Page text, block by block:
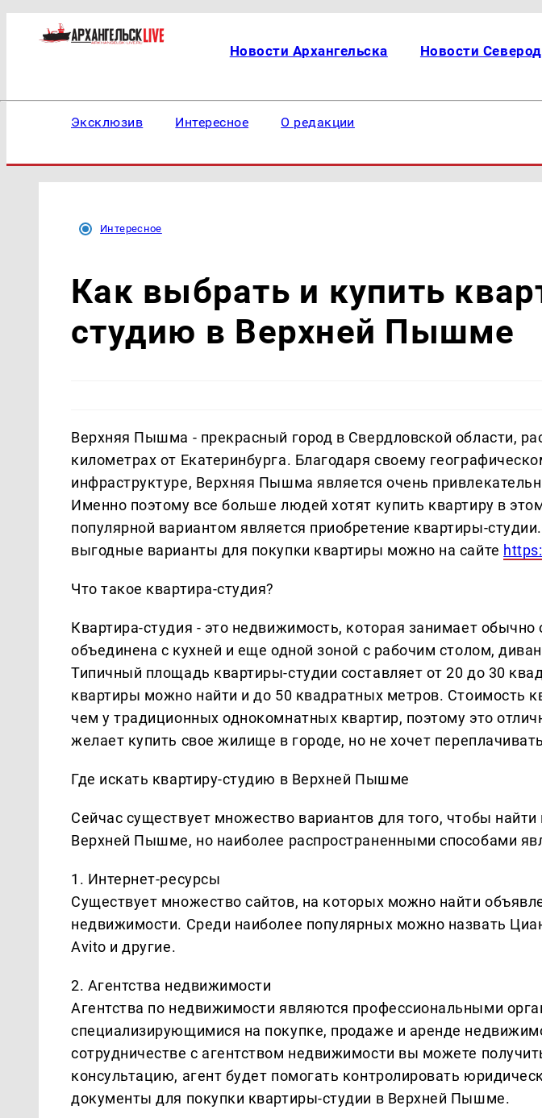
Новости Архангельска Новости
Эксклюзив Интересное О редакции
Интересное
Как выбрать и купить
студию в Верхней Пышме
Верхняя Пышма - прекрасный город в Свердловской области,
километрах от Екатеринбурга. Благодаря своему
инфраструктуре, Верхняя Пышма является очень
Именно поэтому все больше людей хотят купить квартиру в
популярной вариантом является приобретение квартиры-
выгодные варианты для покупки квартиры можно на сайте
Что такое квартира-студия?
Квартира-студия - это недвижимость, которая занимает обычно
объединена с кухней и еще одной зоной с рабочим столом,
Типичный площадь квартиры-студии составляет от 20 до 30
квартиры можно найти и до 50 квадратных метров. Стоимость
чем у традиционных однокомнатных квартир, поэтому это
желает купить свое жилище в городе, но не хочет
Где искать квартиру-студию в Верхней Пышме
Сейчас существует множество вариантов для того, чтобы найти
Верхней Пышме, но наиболее распространенными способами
1. Интернет-ресурсы
Существует множество сайтов, на которых можно найти
недвижимости. Среди наиболее популярных можно назвать
Avito и другие.
2. Агентства недвижимости
Агентства по недвижимости являются профессиональными
специализирующимися на покупке, продаже и аренде
сотрудничестве с агентством недвижимости вы можете
консультацию, агент будет помогать контролировать
документы для покупки квартиры-студии в Верхней Пышме.